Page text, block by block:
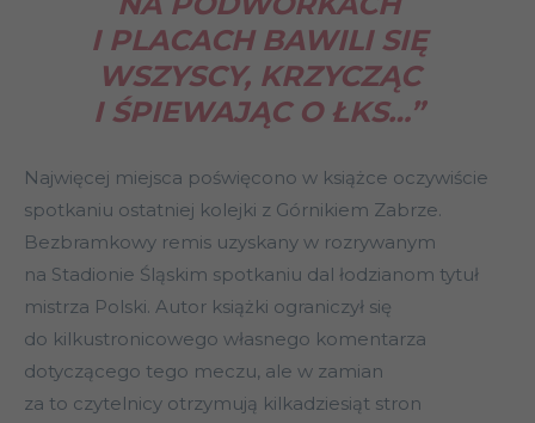
I PLACACH BAWILI SIĘ
WSZYSCY, KRZYCZĄC
I ŚPIEWAJĄC O ŁKS…”
Najwięcej miejsca poświęcono w książce oczywiście
spotkaniu ostatniej kolejki z Górnikiem Zabrze.
Bezbramkowy remis uzyskany w rozrywanym
na Stadionie Śląskim spotkaniu dal łodzianom tytuł
mistrza Polski. Autor książki ograniczył się
do kilkustronicowego własnego komentarza
dotyczącego tego meczu, ale w zamian
za to czytelnicy otrzymują kilkadziesiąt stron